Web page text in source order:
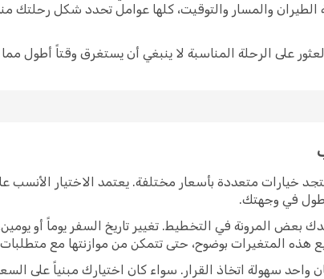
والمسار والتوقيت، كلها عوامل تحدد شكل رحلتك
على الرحلة المناسبة لا ينبغي أن يستغرق وقتاً أطول
خيارات متعددة بأسعار مختلفة. يعتمد الاختيار
أطول في وجهتك.
بعض المرونة في التخطيط. تغيير تاريخ السفر يوماً أو
هذه المتغيرات بوضوح، حتى تتمكن من موازنتها مع
واحد سهولة اتخاذ القرار. سواء كان اختيارك مبنياً على